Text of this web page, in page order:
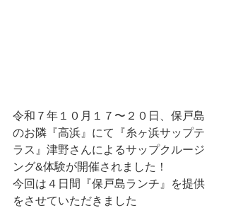
令和７年１０月１７〜２０日、保戸島
のお隣『高浜』にて『糸ヶ浜サップテ
ラス』津野さんによるサップクルージ
ング&体験が開催されました！
今回は４日間『保戸島ランチ』を提供
をさせていただきました